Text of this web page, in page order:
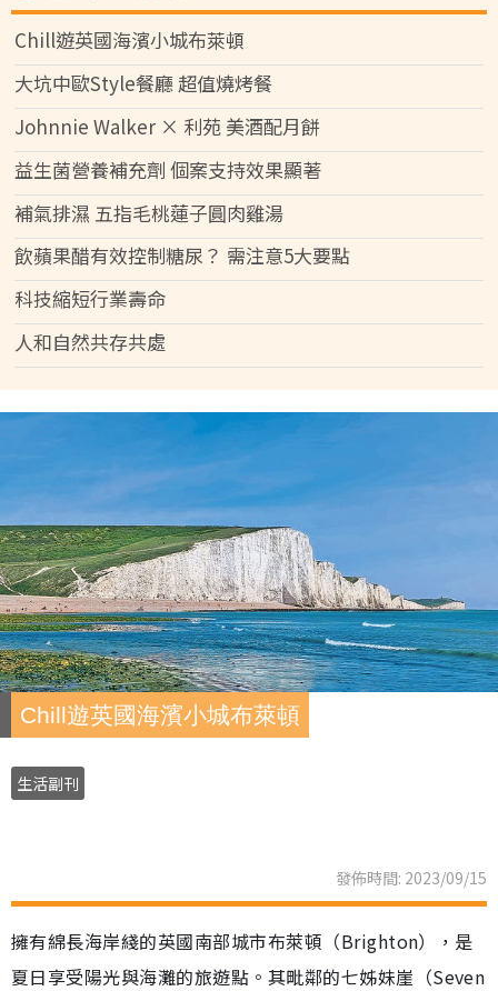
Chill遊英國海濱小城布萊頓
大坑中歐Style餐廳 超值燒烤餐
Johnnie Walker × 利苑 美酒配月餅
益生菌營養補充劑 個案支持效果顯著
補氣排濕 五指毛桃蓮子圓肉雞湯
飲蘋果醋有效控制糖尿？ 需注意5大要點
科技縮短行業壽命
人和自然共存共處
Chill遊英國海濱小城布萊頓
生活副刊
發佈時間: 2023/09/15
擁有綿長海岸綫的英國南部城市布萊頓（Brighton），是
夏日享受陽光與海灘的旅遊點。其毗鄰的七姊妹崖（Seven